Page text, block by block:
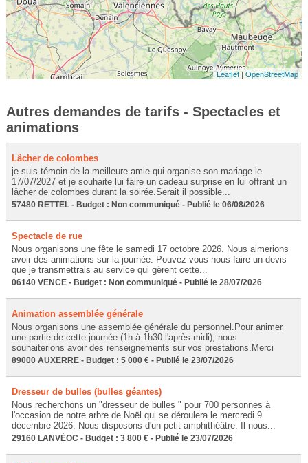
Leaflet|OpenStreetMap
Autres demandes de tarifs - Spectacles et
animations
Lâcher de colombes
je suis témoin de la meilleure amie qui organise son mariage le
17/07/2027 et je souhaite lui faire un cadeau surprise en lui offrant un
lâcher de colombes durant la soirée.Serait il possible...
57480 RETTEL - Budget : Non communiqué - Publié le 06/08/2026
Spectacle de rue
Nous organisons une fête le samedi 17 octobre 2026. Nous aimerions
avoir des animations sur la journée. Pouvez vous nous faire un devis
que je transmettrais au service qui gèrent cette...
06140 VENCE - Budget : Non communiqué - Publié le 28/07/2026
Animation assemblée générale
Nous organisons une assemblée générale du personnel.Pour animer
une partie de cette journée (1h à 1h30 l'après-midi), nous
souhaiterions avoir des renseignements sur vos prestations.Merci
89000 AUXERRE - Budget : 5 000 € - Publié le 23/07/2026
Dresseur de bulles (bulles géantes)
Nous recherchons un "dresseur de bulles " pour 700 personnes à
l'occasion de notre arbre de Noël qui se déroulera le mercredi 9
décembre 2026. Nous disposons d'un petit amphithéâtre. Il nous...
29160 LANVÉOC - Budget : 3 800 € - Publié le 23/07/2026